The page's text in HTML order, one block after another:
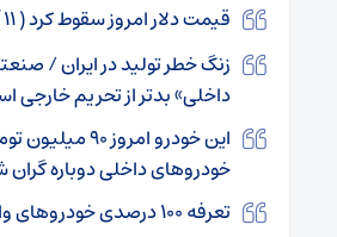
قیمت دلار امروز سقوط کرد ( ۱۱ آذر ۱۴۰۴)
زنگ خطر تولید در ایران /
داخلی» بدتر از تحریم خارجی
این خودرو امروز
خودروهای داخلی دوباره
تعرفه ۱۰۰ درصدی خودروهای وارداتی منتفی شد